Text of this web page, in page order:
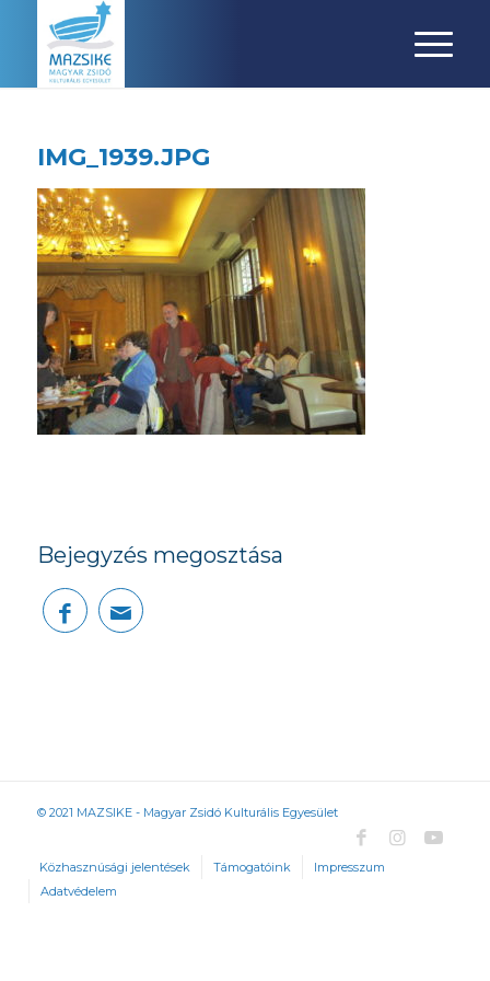
IMG_1939.JPG
Bejegyzés megosztása
© 2021 MAZSIKE - Magyar Zsidó Kulturális Egyesület
Közhasznúsági jelentések Támogatóink
Impresszum
Adatvédelem